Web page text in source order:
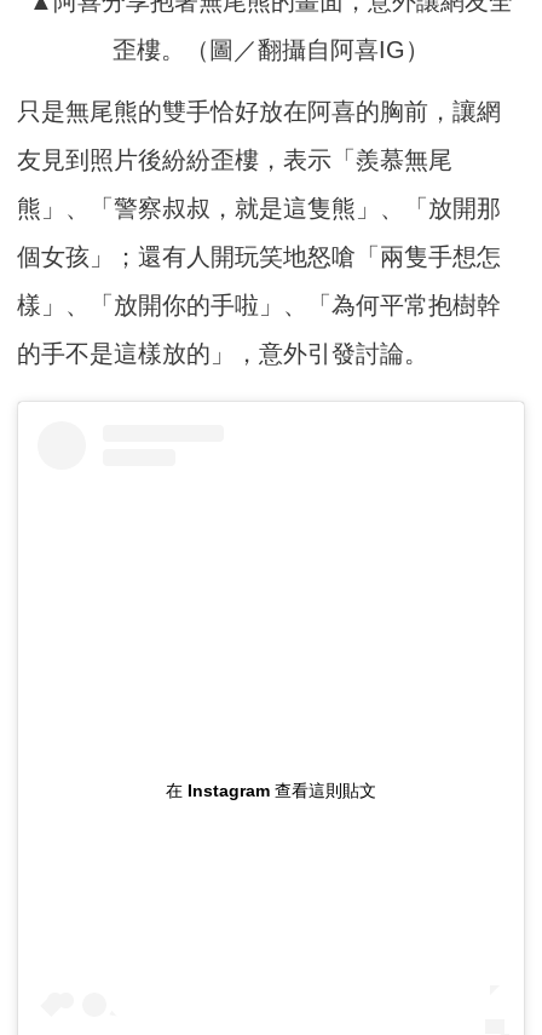
歪樓。（圖／翻攝自阿喜IG）
只是無尾熊的雙手恰好放在阿喜的胸前，讓網
友見到照片後紛紛歪樓，表示「羨慕無尾
熊」、「警察叔叔，就是這隻熊」、「放開那
個女孩」；還有人開玩笑地怒嗆「兩隻手想怎
樣」、「放開你的手啦」、「為何平常抱樹幹
的手不是這樣放的」，意外引發討論。
在 Instagram 查看這則貼文